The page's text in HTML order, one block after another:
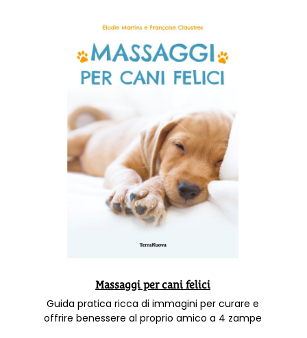
Massaggi per cani felici
Guida pratica ricca di immagini per curare e
offrire benessere al proprio amico a 4 zampe